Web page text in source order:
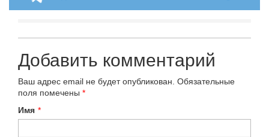
Добавить комментарий
Ваш адрес email не будет опубликован. Обязательные
поля помечены *
Имя *